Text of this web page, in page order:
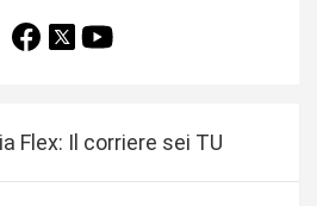
Flex: Il corriere sei TU